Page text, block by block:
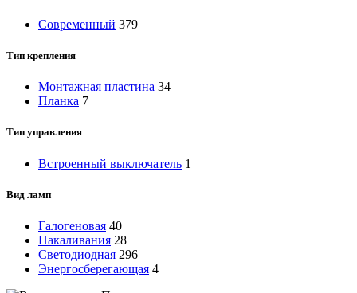
Современный 379
Тип крепления
Монтажная пластина 34
Планка 7
Тип управления
Встроенный выключатель 1
Вид ламп
Галогеновая 40
Накаливания 28
Светодиодная 296
Энергосберегающая 4